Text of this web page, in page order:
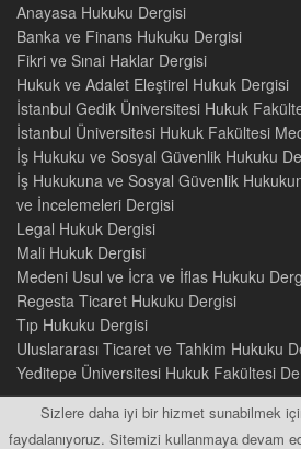
Sizlere daha iyi bir hizmet sunabilmek
faydalanıyoruz. Sitemizi kullanmaya devam
Anayasa Hukuku Dergisi
Banka ve Finans Hukuku Dergisi
Fikri ve Sınai Haklar Dergisi
Hukuk ve Adalet Eleştirel Hukuk Dergisi
İstanbul Gedik Üniversitesi Hukuk
İstanbul Üniversitesi Hukuk Fakültesi
İş Hukuku ve Sosyal Güvenlik Hukuku
İş Hukukuna ve Sosyal Güvenlik
ve İncelemeleri Dergisi
Legal Hukuk Dergisi
Mali Hukuk Dergisi
Medeni Usul ve İcra ve İflas Hukuku
Regesta Ticaret Hukuku Dergisi
Tıp Hukuku Dergisi
Uluslararası Ticaret ve Tahkim Hukuku
Yeditepe Üniversitesi Hukuk Fakültesi